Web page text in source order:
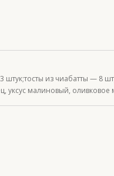
из чиабатты — 8
уксус малиновый, оливковое